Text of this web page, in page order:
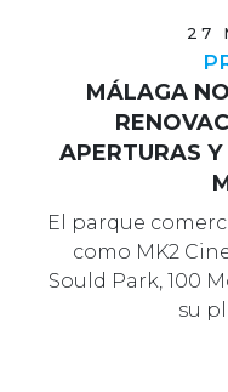
27
MÁLAGA
APERTURAS
El parque
como MK2
Sould Park, 100
su